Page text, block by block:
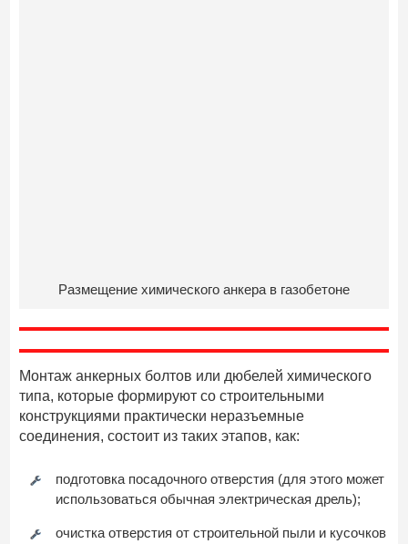
Размещение химического анкера в газобетоне
Монтаж анкерных болтов или дюбелей химического
типа, которые формируют со строительными
конструкциями практически неразъемные
соединения, состоит из таких этапов, как:
подготовка посадочного отверстия (для этого может
использоваться обычная электрическая дрель);
очистка отверстия от строительной пыли и кусочков